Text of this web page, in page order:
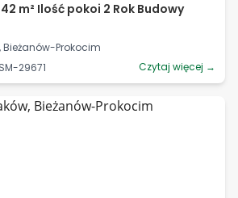
m² Ilość pokoi 2 Rok Budowy
Bieżanów-Prokocim
29671
Czytaj więcej →